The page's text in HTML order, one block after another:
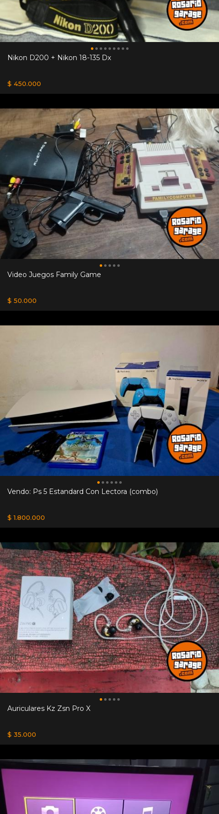
Nikon D200 + Nikon 18-135 Dx
$ 450.000
Video Juegos Family Game
$ 50.000
Vendo: Ps 5 Estandard Con Lectora (combo)
$ 1.800.000
Auriculares Kz Zsn Pro X
$ 35.000